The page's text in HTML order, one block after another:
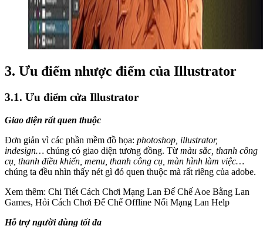
3. Ưu điểm nhược điểm của Illustrator
3.1. Ưu điểm cửa Illustrator
Giao diện rất quen thuộc
Đơn giản vì các phần mềm đồ họa: photoshop, illustrator,
indesign… chúng có giao diện tương đồng. Từ màu sắc, thanh công
cụ, thanh điều khiển, menu, thanh công cụ, màn hình làm việc…
chúng ta đều nhìn thấy nét gì đó quen thuộc mà rất riêng của adobe.
Xem thêm: Chi Tiết Cách Chơi Mạng Lan Đế Chế Aoe Bằng Lan
Games, Hỏi Cách Chơi Đế Chế Offline Nối Mạng Lan Help
Hỗ trợ người dùng tối đa